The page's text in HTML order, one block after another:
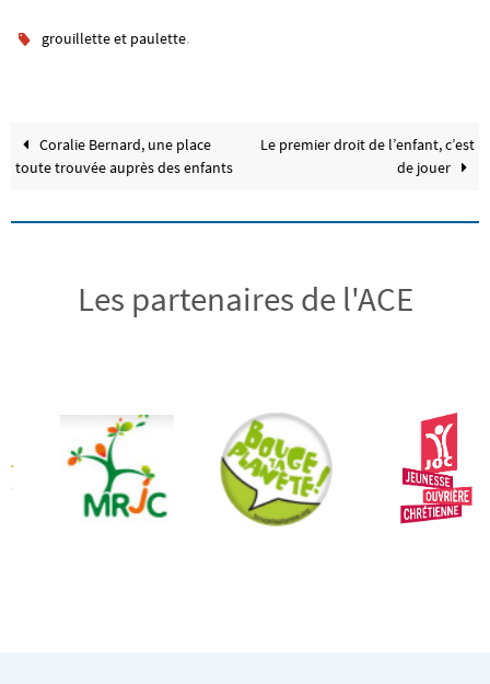
grouillette et paulette.
Coralie Bernard, une place
toute trouvée auprès des enfants
Le premier droit de l’enfant, c’est
de jouer
Les partenaires de l'ACE